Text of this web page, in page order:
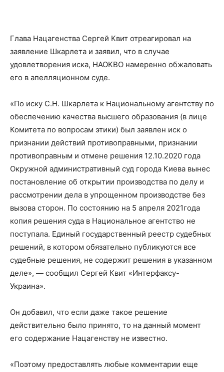
Глава Нацагенства Сергей Квит отреагировал на
заявление Шкарлета и заявил, что в случае
удовлетворения иска, НАОКВО намеренно обжаловать
его в апелляционном суде.
«По иску С.Н. Шкарлета к Национальному агентству по
обеспечению качества высшего образования (в лице
Комитета по вопросам этики) был заявлен иск о
признании действий противоправными, признании
противоправным и отмене решения 12.10.2020 года
Окружной административный суд города Киева вынес
постановление об открытии производства по делу и
рассмотрении дела в упрощенном производстве без
вызова сторон. По состоянию на 5 апреля 2021года
копия решения суда в Национальное агентство не
поступала. Единый государственный реестр судебных
решений, в котором обязательно публикуются все
судебные решения, не содержит решения в указанном
деле», — сообщил Сергей Квит «Интерфаксу-
Украина».
Он добавил, что если даже такое решение
действительно было принято, то на данный момент
его содержание Нацагенству не известно.
«Поэтому предоставлять любые комментарии еще